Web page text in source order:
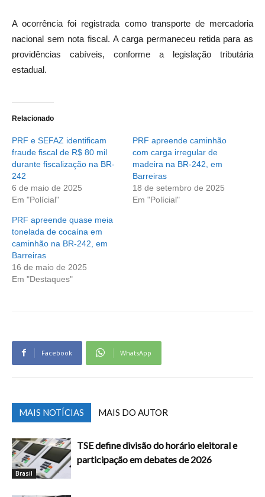
A ocorrência foi registrada como transporte de mercadoria
nacional sem nota fiscal. A carga permaneceu retida para as
providências cabíveis, conforme a legislação tributária
estadual.
Relacionado
PRF e SEFAZ identificam
fraude fiscal de R$ 80 mil
durante fiscalização na BR-
242
6 de maio de 2025
Em "Polícial"
PRF apreende caminhão
com carga irregular de
madeira na BR-242, em
Barreiras
18 de setembro de 2025
Em "Polícial"
PRF apreende quase meia
tonelada de cocaína em
caminhão na BR-242, em
Barreiras
16 de maio de 2025
Em "Destaques"
Facebook WhatsApp
MAIS NOTÍCIAS MAIS DO AUTOR
Brasil
TSE define divisão do horário eleitoral e
participação em debates de 2026